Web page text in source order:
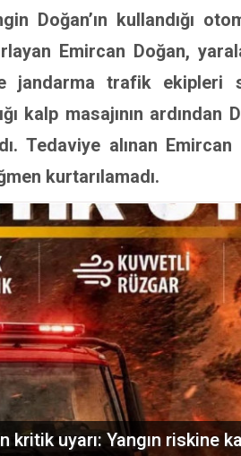
Doğan’ın kullandığı
Emircan Doğan,
jandarma trafik ekipleri
kalp masajının ardından
Tedaviye alınan
kurtarılamadı.
kritik uyarı: Yangın riskine